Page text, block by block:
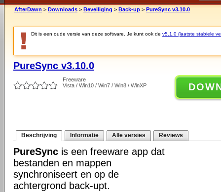
AfterDawn > Downloads > Beveiliging > Back-up > PureSync v3.10.0
Dit is een oude versie van deze software. Je kunt ook de v5.1.0 (laatste stabiele
PureSync v3.10.0
Freeware
Vista / Win10 / Win7 / Win8 / WinXP
Beschrijving Informatie Alle versies Reviews
PureSync is een freeware app dat
bestanden en mappen
synchroniseert en op de
achtergrond back-upt.